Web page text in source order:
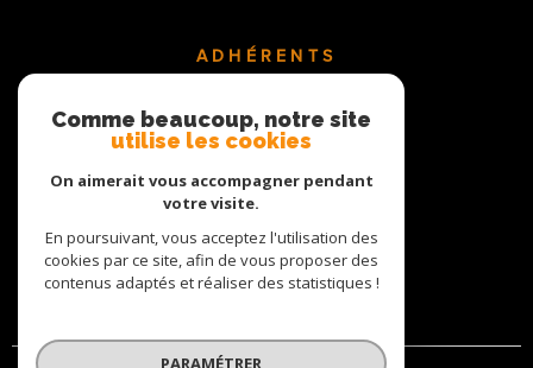
ADHÉRENTS
Comme beaucoup, notre site
utilise les cookies
On aimerait vous accompagner pendant
votre visite.
En poursuivant, vous acceptez l'utilisation des
cookies par ce site, afin de vous proposer des
contenus adaptés et réaliser des statistiques !
PARAMÉTRER